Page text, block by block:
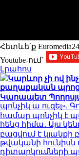
Հետևե՛ք
Youtube-ում`
Լրահոս
Կարևոր չի ով
քաղաքական
Կարապետ
պոնչիկ ա ուզել».
համար պոնչիկ է
հենց հիմա․ Այս
բացվում է կյանքի
թվականի հունիսն
դիտարկումների